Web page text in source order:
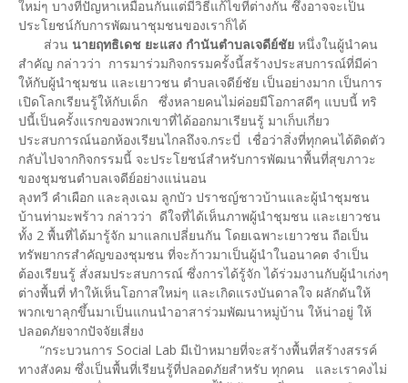
ใหม่ๆ บางทีปัญหาเหมือนกันแต่มีวิธีแก้ไขที่ต่างกัน ซึ่งอาจจะเป็น
ประโยชน์กับการพัฒนาชุมชนของเราก็ได้
ส่วน นายฤทธิเดช ยะแสง กำนันตำบลเจดีย์ชัย หนึ่งในผู้นำคน
สำคัญ กล่าวว่า การมาร่วมกิจกรรมครั้งนี้สร้างประสบการณ์ที่มีค่า
ให้กับผู้นำชุมชน และเยาวชน ตำบลเจดีย์ชัย เป็นอย่างมาก เป็นการ
เปิดโลกเรียนรู้ให้กับเด็ก ซึ่งหลายคนไม่ค่อยมีโอกาสดีๆ แบบนี้ ทริ
ปนี้เป็นครั้งแรกของพวกเขาที่ได้ออกมาเรียนรู้ มาเก็บเกี่ยว
ประสบการณ์นอกห้องเรียนไกลถึงจ.กระบี่ เชื่อว่าสิ่งที่ทุกคนได้ติดตัว
กลับไปจากกิจกรรมนี้ จะประโยชน์สำหรับการพัฒนาพื้นที่สุขภาวะ
ของชุมชนตำบลเจดีย์อย่างแน่นอน
ลุงทวี คำเผือก และลุงเฉม ลูกบัว ปราชญ์ชาวบ้านและผู้นำชุมชน
บ้านท่ามะพร้าว กล่าวว่า ดีใจที่ได้เห็นภาพผู้นำชุมชน และเยาวชน
ทั้ง 2 พื้นที่ได้มารู้จัก มาแลกเปลี่ยนกัน โดยเฉพาะเยาวชน ถือเป็น
ทรัพยากรสำคัญของชุมชน ที่จะก้าวมาเป็นผู้นำในอนาคต จำเป็น
ต้องเรียนรู้ สั่งสมประสบการณ์ ซึ่งการได้รู้จัก ได้ร่วมงานกับผู้นำเก่งๆ
ต่างพื้นที่ ทำให้เห็นโอกาสใหม่ๆ และเกิดแรงบันดาลใจ ผลักดันให้
พวกเขาลุกขึ้นมาเป็นแกนนำอาสาร่วมพัฒนาหมู่บ้าน ให้น่าอยู่ ให้
ปลอดภัยจากปัจจัยเสี่ยง
“กระบวนการ Social Lab มีเป้าหมายที่จะสร้างพื้นที่สร้างสรรค์
ทางสังคม ซึ่งเป็นพื้นที่เรียนรู้ที่ปลอดภัยสำหรับ ทุกคน และเราคงไม่